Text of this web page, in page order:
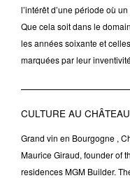
l’intérêt d’une période où
Que cela soit dans le
les années soixante et
marquées par leur
CULTURE AU
Grand vin en Bourgogne ,
Maurice Giraud, founder of
residences MGM Builder.